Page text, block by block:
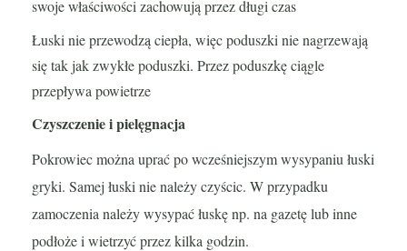
swoje właściwości zachowują przez długi czas
Łuski nie przewodzą ciepła, więc poduszki nie nagrzewają
się tak jak zwykłe poduszki. Przez poduszkę ciągle
przepływa powietrze
Czyszczenie i pielęgnacja
Pokrowiec można uprać po wcześniejszym wysypaniu łuski
gryki. Samej łuski nie należy czyścic. W przypadku
zamoczenia należy wysypać łuskę np. na gazetę lub inne
podłoże i wietrzyć przez kilka godzin.